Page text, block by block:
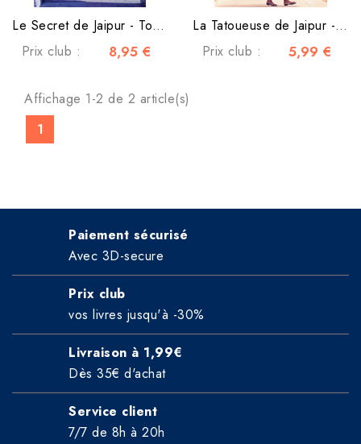
Le Secret de Jaipur - Tome 2
Prix club :
8,95 €
La Tatoueuse de Jaipur - Tome 1
Prix club :
5,99 €
Affichage 1-2 de 2 article(s)
1
Paiement sécurisé
Avec 3D-secure
Prix club
vos livres jusqu'à -30%
Livraison à 1,99€
Dès 35€ d'achat
Service client
7/7 de 8h à 20h